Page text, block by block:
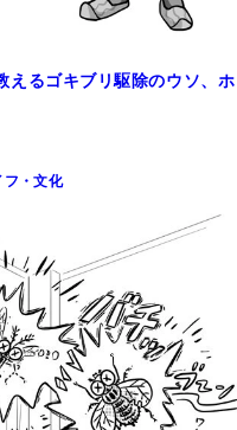
るゴキブリ駆除のウソ、ホ
フ・文化